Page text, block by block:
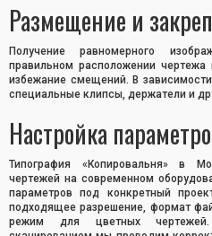
Размещение и
Получение равномерного
правильном расположении
избежание смещений. В
специальные клипсы, держатели и
Настройка
Типография «Копировальня» в
чертежей на современном
параметров под конкретный
подходящее разрешение, формат
режим для цветных